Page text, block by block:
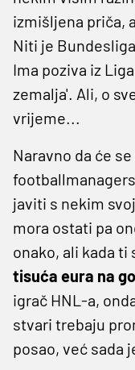
izmišljena priča,
Niti je
Ima poziva iz
zemalja'. Ali, o
vrijeme...
Naravno da će
javiti s nekim
mora ostati pa
onako, ali kada ti
tisuća eura na
igrač HNL-a,
stvari trebaju
posao, već sada